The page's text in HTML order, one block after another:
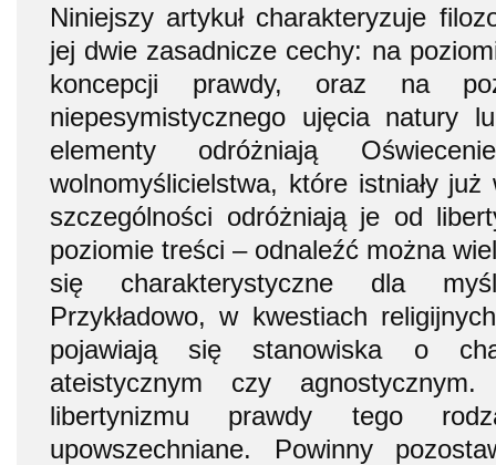
Niniejszy artykuł charakteryzuje
jej dwie zasadnicze cechy: na
koncepcji prawdy, oraz na
niepesymistycznego ujęcia natury
elementy odróżniają
wolnomyślicielstwa, które istniały
szczególności odróżniają je od
poziomie treści – odnaleźć można
się charakterystyczne dla
Przykładowo, w kwestiach
pojawiają się stanowiska o
ateistycznym czy
libertynizmu prawdy tego
upowszechniane. Powinny